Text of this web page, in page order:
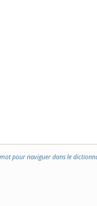
pour naviguer dans le